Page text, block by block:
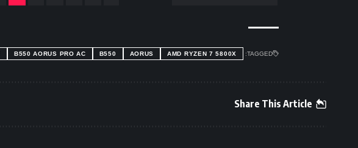
TAGGED:
AMD RYZEN 7 5800X
AORUS
B550
B550 AORUS PRO AC
Share This Article